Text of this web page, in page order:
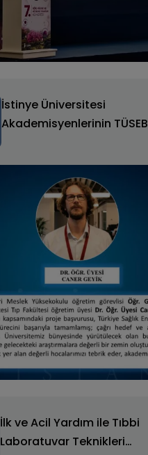
İstinye Üniversitesi
Akademisyenlerinin TÜSEB
Hak Kazandı
İlk ve Acil Yardım ile Tıbbi
Laboratuvar Teknikleri